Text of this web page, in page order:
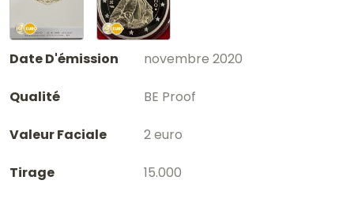
Date D'émission novembre 2020
Qualité BE Proof
Valeur Faciale 2 euro
Tirage 15.000